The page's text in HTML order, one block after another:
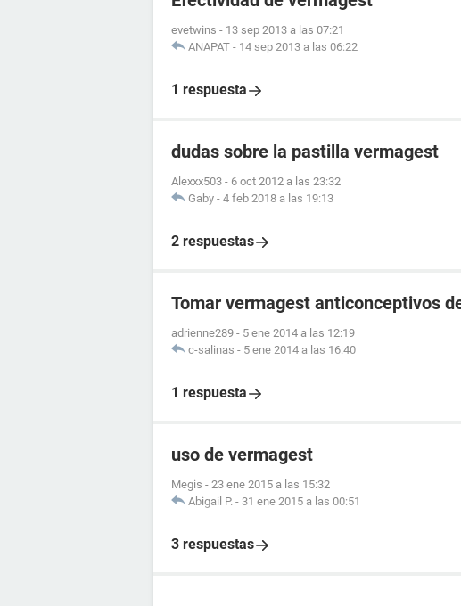
evetwins - 13 sep 2013 a las 07:21
ANAPAT - 14 sep 2013 a las 06:22
1 respuesta
dudas sobre la pastilla vermagest
Alexxx503 - 6 oct 2012 a las 23:32
Gaby - 4 feb 2018 a las 19:13
2 respuestas
Tomar vermagest anticonceptivos
adrienne289 - 5 ene 2014 a las 12:19
c-salinas - 5 ene 2014 a las 16:40
1 respuesta
uso de vermagest
Megis - 23 ene 2015 a las 15:32
Abigail P. - 31 ene 2015 a las 00:51
3 respuestas